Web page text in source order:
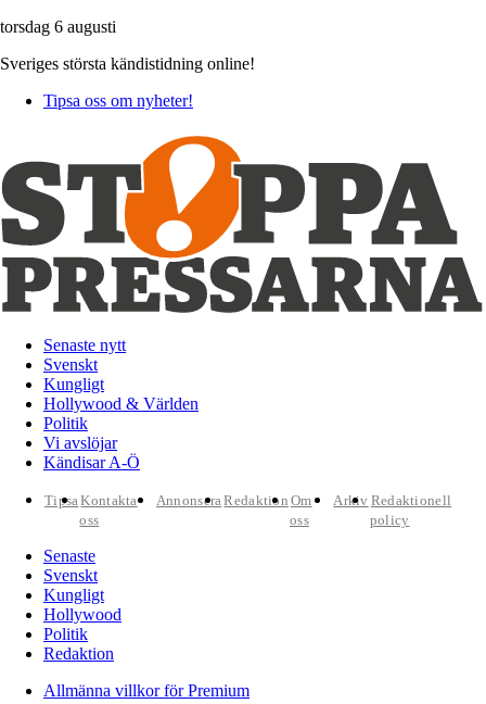
torsdag 6 augusti
Sveriges största kändistidning online!
Tipsa oss om nyheter!
Senaste nytt
Svenskt
Kungligt
Hollywood & Världen
Politik
Vi avslöjar
Kändisar A-Ö
TipsaKontakta
oss
AnnonseraRedaktion Om
oss
Arkiv Redaktionell
policy
Senaste
Svenskt
Kungligt
Hollywood
Politik
Redaktion
Allmänna villkor för Premium